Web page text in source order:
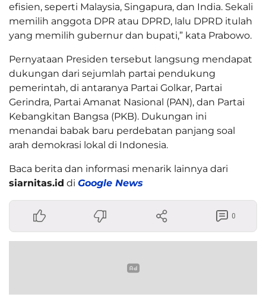
efisien, seperti Malaysia, Singapura, dan India. Sekali
memilih anggota DPR atau DPRD, lalu DPRD itulah
yang memilih gubernur dan bupati,” kata Prabowo.
Pernyataan Presiden tersebut langsung mendapat
dukungan dari sejumlah partai pendukung
pemerintah, di antaranya Partai Golkar, Partai
Gerindra, Partai Amanat Nasional (PAN), dan Partai
Kebangkitan Bangsa (PKB). Dukungan ini
menandai babak baru perdebatan panjang soal
arah demokrasi lokal di Indonesia.
Baca berita dan informasi menarik lainnya dari
siarnitas.id di Google News
0